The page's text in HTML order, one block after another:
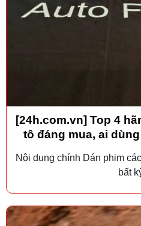
[24h.com.vn] Top 4
tô đáng mua, ai
Nội dung chính Dán phim
bất